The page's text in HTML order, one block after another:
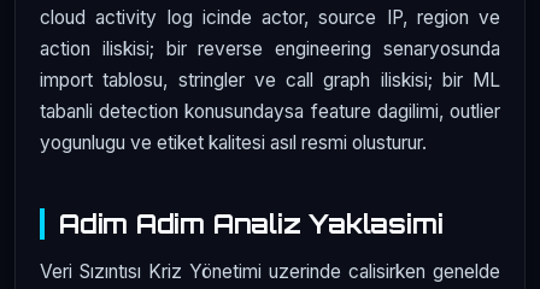
cloud activity log icinde actor, source IP, region ve
action iliskisi; bir reverse engineering senaryosunda
import tablosu, stringler ve call graph iliskisi; bir ML
tabanli detection konusundaysa feature dagilimi, outlier
yogunlugu ve etiket kalitesi asıl resmi olusturur.
Adim Adim Analiz Yaklasimi
Veri Sızıntısı Kriz Yönetimi uzerinde calisirken genelde